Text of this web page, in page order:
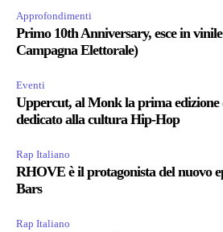
Approfondimenti
Primo 10th Anniversary, esce in
Campagna Elettorale)
Eventi
Uppercut, al Monk la prima
dedicato alla cultura Hip-Hop
Rap Italiano
RHOVE è il protagonista del nuovo
Bars
Rap Italiano